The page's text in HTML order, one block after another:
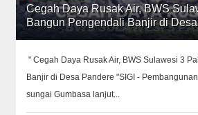
Cegah Daya Rusak Air, BWS
Bangun Pengendali Banjir di
" Cegah Daya Rusak Air, BWS Sulawesi 3
Banjir di Desa Pandere "SIGI -
sungai Gumbasa lanjut...